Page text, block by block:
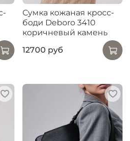
Сумка кожаная кросс-
боди Deboro 3410
коричневый камень
12700 руб